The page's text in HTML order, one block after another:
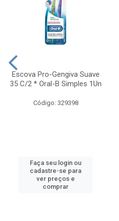
Escova Pro-Gengiva Suave
35 C/2 * Oral-B Simples 1Un
Código: 329398
Faça seu login ou
cadastre-se para
ver preços e
comprar